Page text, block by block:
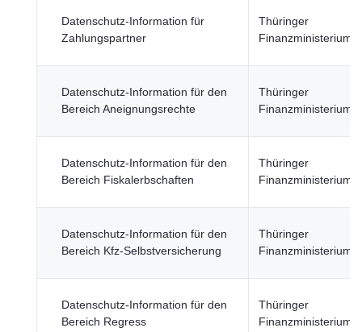
Datenschutz-Information für
Zahlungspartner
Thüringer
Finanzministerium
Datenschutz-Information für den
Bereich Aneignungsrechte
Thüringer
Finanzministerium
Datenschutz-Information für den
Bereich Fiskalerbschaften
Thüringer
Finanzministerium
Datenschutz-Information für den
Bereich Kfz-Selbstversicherung
Thüringer
Finanzministerium
Datenschutz-Information für den
Bereich Regress
Thüringer
Finanzministerium